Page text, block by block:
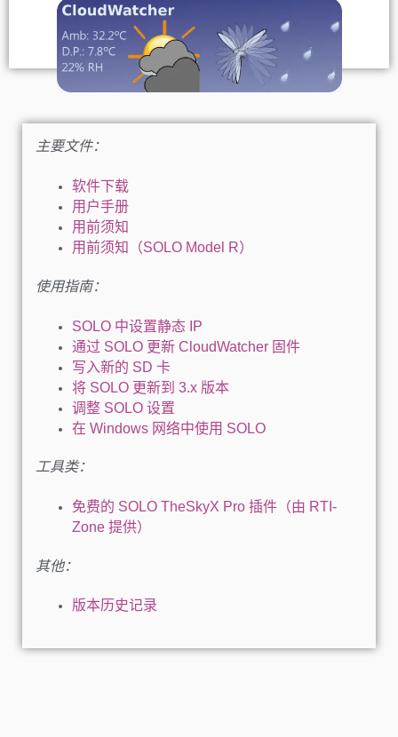
主要文件：
软件下载
用户手册
用前须知
用前须知（SOLO Model R）
使用指南：
SOLO 中设置静态 IP
通过 SOLO 更新 CloudWatcher 固件
写入新的 SD 卡
将 SOLO 更新到 3.x 版本
调整 SOLO 设置
在 Windows 网络中使用 SOLO
工具类：
免费的 SOLO TheSkyX Pro 插件（由 RTI-
Zone 提供）
其他：
版本历史记录